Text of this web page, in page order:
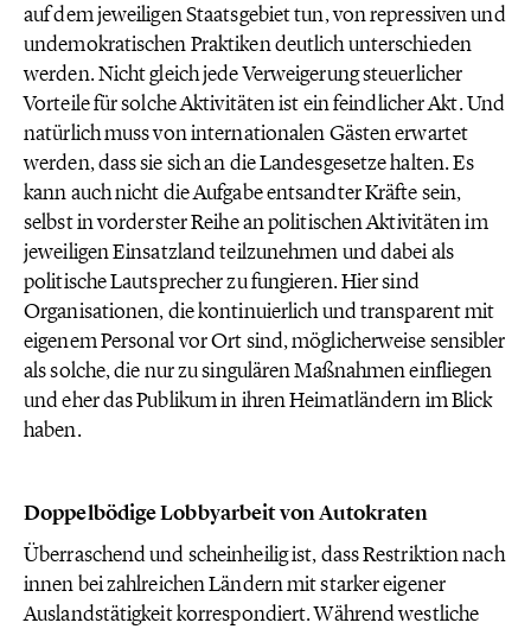
auf dem jeweiligen Staatsgebiet tun, von repressiven und
undemokratischen Praktiken deutlich unterschieden
werden. Nicht gleich jede Verweigerung steuerlicher
Vorteile für solche Aktivitäten ist ein feindlicher Akt. Und
natürlich muss von internationalen Gästen erwartet
werden, dass sie sich an die Landesgesetze halten. Es
kann auch nicht die Aufgabe entsandter Kräfte sein,
selbst in vorderster Reihe an politischen Aktivitäten im
jeweiligen Einsatzland teilzunehmen und dabei als
politische Lautsprecher zu fungieren. Hier sind
Organisationen, die kontinuierlich und transparent mit
eigenem Personal vor Ort sind, möglicherweise sensibler
als solche, die nur zu singulären Maßnahmen einfliegen
und eher das Publikum in ihren Heimatländern im Blick
haben.
Doppelbödige Lobbyarbeit von Autokraten
Überraschend und scheinheilig ist, dass Restriktion nach
innen bei zahlreichen Ländern mit starker eigener
Auslandstätigkeit korrespondiert. Während westliche